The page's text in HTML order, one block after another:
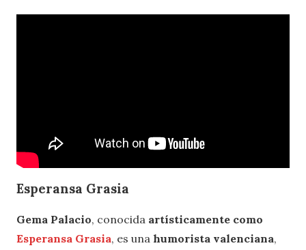
Esperansa Grasia
Gema Palacio, conocida artísticamente como
Esperansa Grasia, es una humorista valenciana,